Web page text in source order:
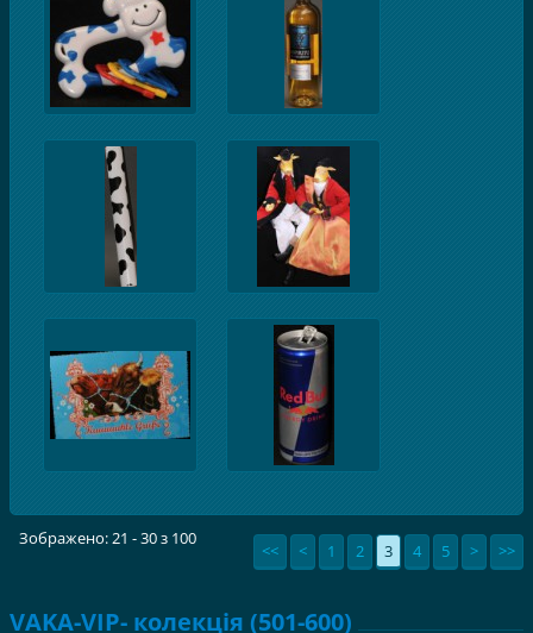
Зображено: 21 - 30 з 100
<< < 1 2 3 4 5 > >>
VAKA-VIP- колекція (501-600)